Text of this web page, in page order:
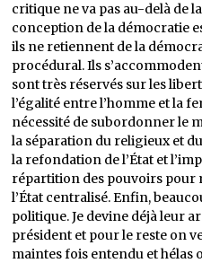
critique ne va pas au-delà de
conception de la démocratie
ils ne retiennent de la
procédural. Ils
sont très réservés sur les
l’égalité entre l’homme et la
nécessité de subordonner le
la séparation du religieux et
la refondation de l’État et
répartition des pouvoirs pour
l’État centralisé. Enfin,
politique. Je devine déjà leur
président et pour le reste on
maintes fois entendu et hélas